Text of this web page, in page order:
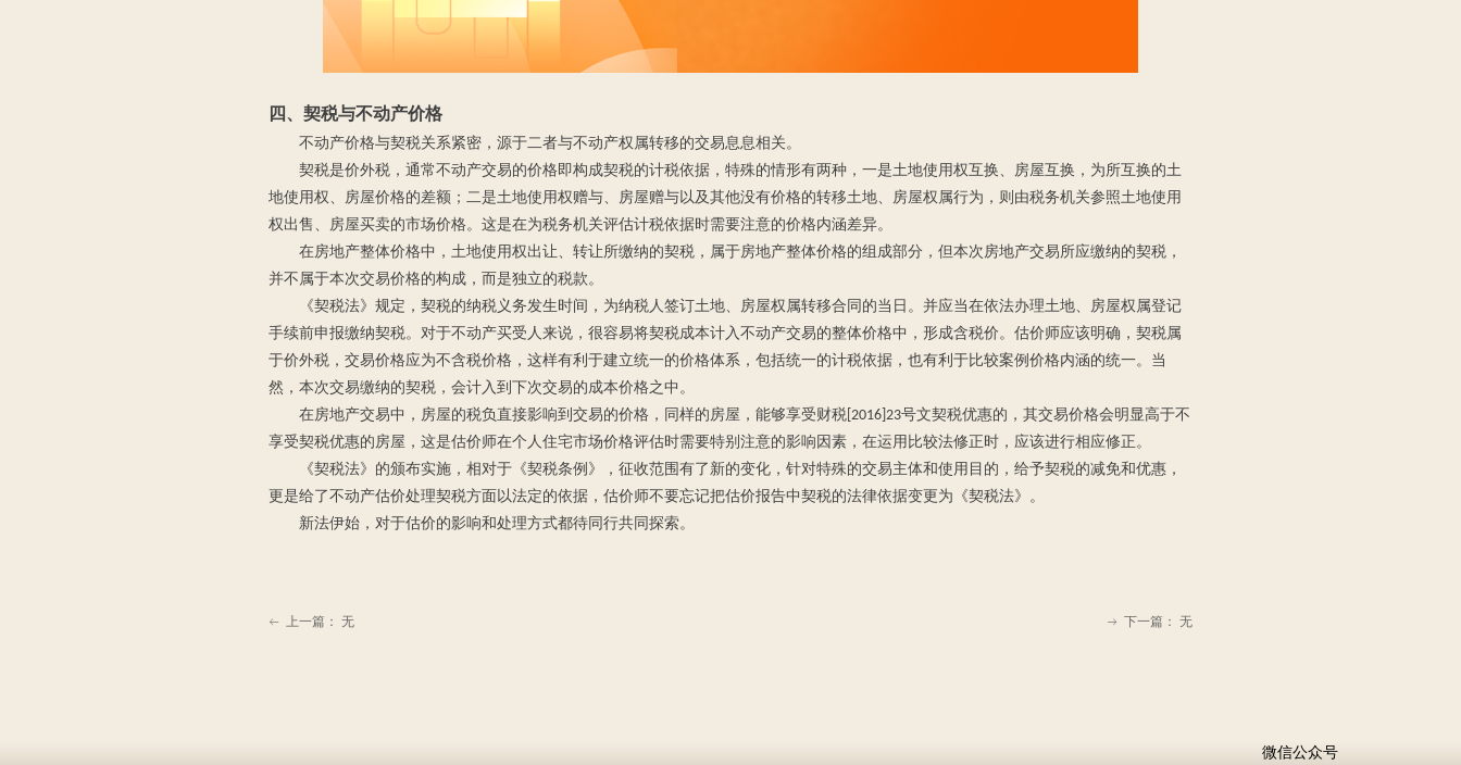
四、 契税与不动产价格
不动产价格与契税关系紧密，源于二者与不动产权属转移的交易息息相关。
契税是价外税，通常不动产交易的价格即构成契税的计税依据，特殊的情形有两种，一是土地使用权互换、房屋互换，为所互换的土
地使用权、房屋价格的差额；二是土地使用权赠与、房屋赠与以及其他没有价格的转移土地、房屋权属行为，则由税务机关参照土地使用
权出售、房屋买卖的市场价格。这是在为税务机关评估计税依据时需要注意的价格内涵差异。
在房地产整体价格中，土地使用权出让、转让所缴纳的契税，属于房地产整体价格的组成部分，但本次房地产交易所应缴纳的契税，
并不属于本次交易价格的构成，而是独立的税款。
《契税法》规定，契税的纳税义务发生时间，为纳税人签订土地、房屋权属转移合同的当日。并应当在依法办理土地、房屋权属登记
手续前申报缴纳契税。对于不动产买受人来说，很容易将契税成本计入不动产交易的整体价格中，形成含税价。估价师应该明确，契税属
于价外税，交易价格应为不含税价格，这样有利于建立统一的价格体系，包括统一的计税依据，也有利于比较案例价格内涵的统一。当
然，本次交易缴纳的契税，会计入到下次交易的成本价格之中。
在房地产交易中，房屋的税负直接影响到交易的价格，同样的房屋，能够享受财税[2016]23号文契税优惠的，其交易价格会明显高于不
享受契税优惠的房屋，这是估价师在个人住宅市场价格评估时需要特别注意的影响因素，在运用比较法修正时，应该进行相应修正。
《契税法》的颁布实施，相对于《契税条例》，征收范围有了新的变化，针对特殊的交易主体和使用目的，给予契税的减免和优惠，
更是给了不动产估价处理契税方面以法定的依据，估价师不要忘记把估价报告中契税的法律依据变更为《契税法》。
新法伊始，对于估价的影响和处理方式都待同行共同探索。
ꂃ 上一篇： 无 ꁹ 下一篇： 无
微信公众号